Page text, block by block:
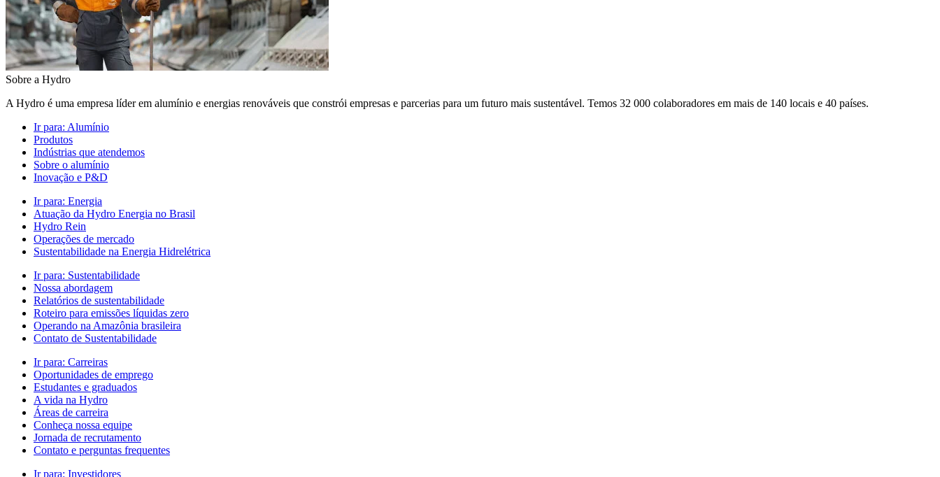
Sobre a Hydro
A Hydro é uma empresa líder em alumínio e energias renováveis que constrói empresas e parcerias para um futuro mais sustentável. Temos 32 000 colaboradores em mais de 140 locais e 40 países.
Ir para: Alumínio
Produtos
Indústrias que atendemos
Sobre o alumínio
Inovação e P&D
Ir para: Energia
Atuação da Hydro Energia no Brasil
Hydro Rein
Operações de mercado
Sustentabilidade na Energia Hidrelétrica
Ir para: Sustentabilidade
Nossa abordagem
Relatórios de sustentabilidade
Roteiro para emissões líquidas zero
Operando na Amazônia brasileira
Contato de Sustentabilidade
Ir para: Carreiras
Oportunidades de emprego
Estudantes e graduados
A vida na Hydro
Áreas de carreira
Conheça nossa equipe
Jornada de recrutamento
Contato e perguntas frequentes
Ir para: Investidores